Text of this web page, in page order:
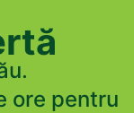
ore pentru